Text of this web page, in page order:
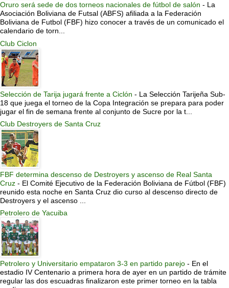
Oruro será sede de dos torneos nacionales de fútbol de salón - La
Asociación Boliviana de Futsal (ABFS) afiliada a la Federación
Boliviana de Futbol (FBF) hizo conocer a través de un comunicado el
calendario de torn...
Club Ciclon
Selección de Tarija jugará frente a Ciclón - La Selección Tarijeña Sub-
18 que juega el torneo de la Copa Integración se prepara para poder
jugar el fin de semana frente al conjunto de Sucre por la t...
Club Destroyers de Santa Cruz
FBF determina descenso de Destroyers y ascenso de Real Santa
Cruz - El Comité Ejecutivo de la Federación Boliviana de Fútbol (FBF)
reunido esta noche en Santa Cruz dio curso al descenso directo de
Destroyers y el ascenso ...
Petrolero de Yacuiba
Petrolero y Universitario empataron 3-3 en partido parejo - En el
estadio IV Centenario a primera hora de ayer en un partido de trámite
regular las dos escuadras finalizaron este primer torneo en la tabla